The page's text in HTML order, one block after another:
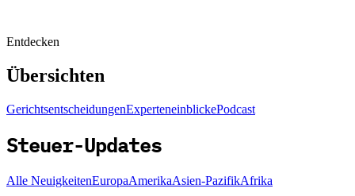
Entdecken
Übersichten
GerichtsentscheidungenExperteneinblickePodcast
Steuer-Updates
Alle NeuigkeitenEuropaAmerikaAsien-PazifikAfrika